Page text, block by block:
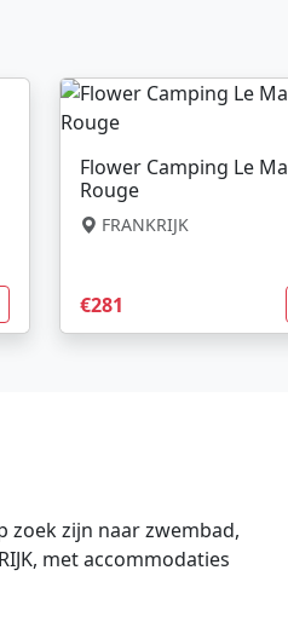
Flower Camping Le
Rouge
FRANKRIJK
€281
zoek zijn naar zwembad,
met accommodaties